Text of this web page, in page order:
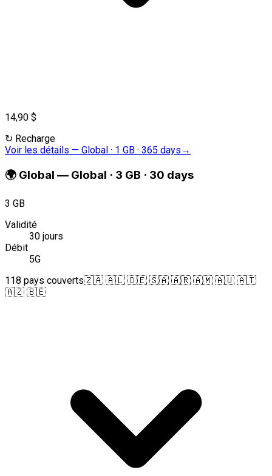
14,90 $
↻ Recharge
Voir les détails — Global · 1 GB · 365 days →
🌍 Global — Global · 3 GB · 30 days
3 GB
Validité
30 jours
Débit
5G
118 pays couverts🇿🇦 🇦🇱 🇩🇪 🇸🇦 🇦🇷 🇦🇲 🇦🇺 🇦🇹
🇦🇿 🇧🇪